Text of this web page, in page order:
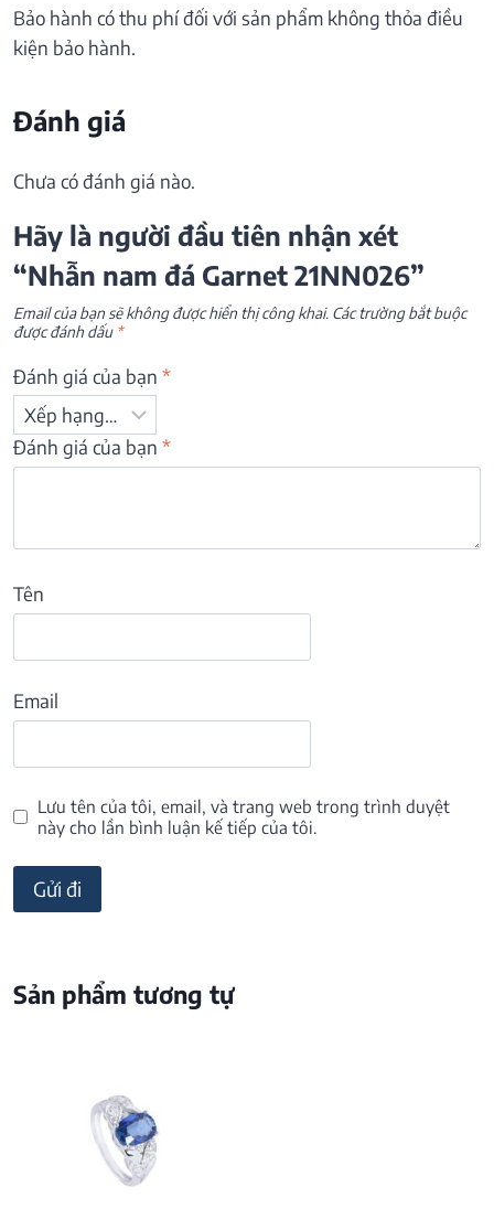
Bảo hành có thu phí đối với sản phẩm không thỏa điều
kiện bảo hành.
Đánh giá
Chưa có đánh giá nào.
Hãy là người đầu tiên nhận xét
“Nhẫn nam đá Garnet 21NN026”
Email của bạn sẽ không được hiển thị công khai. Các trường bắt buộc
được đánh dấu *
Đánh giá của bạn *
Đánh giá của bạn *
Tên
Email
Lưu tên của tôi, email, và trang web trong trình duyệt
này cho lần bình luận kế tiếp của tôi.
Sản phẩm tương tự